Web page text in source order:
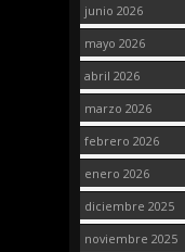
junio 2026
mayo 2026
abril 2026
marzo 2026
febrero 2026
enero 2026
diciembre 2025
noviembre 2025